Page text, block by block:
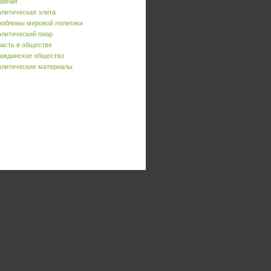
элита
мировой политики
пиар
в обществе
общество
материалы